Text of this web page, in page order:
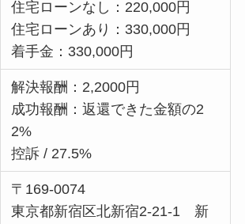
住宅ローンなし：220,000円
住宅ローンあり：330,000円
着手金：330,000円
解決報酬：2,2000円
成功報酬：返還できた金額の2
2%
控訴 / 27.5%
〒169-0074
東京都新宿区北新宿2-21-1 新